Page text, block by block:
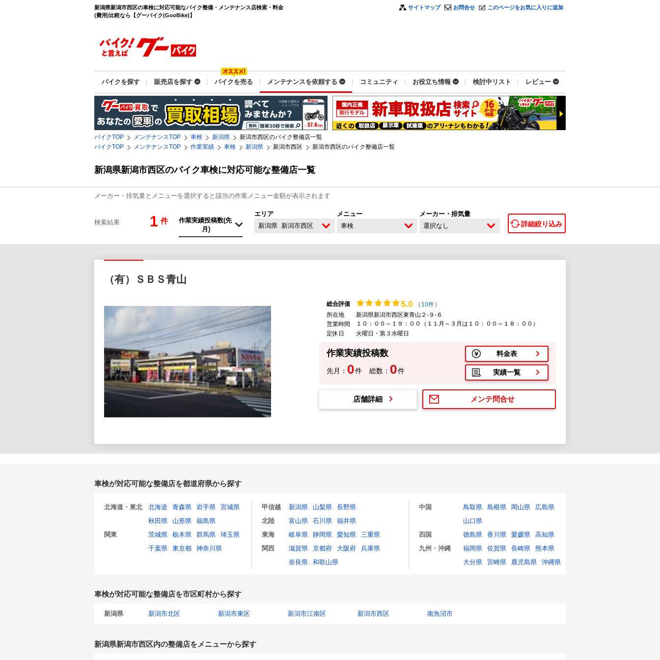
新潟県新潟市西区の車検に対応可能なバイク整備・メンテナンス店検索・料金
(費用)比較なら【グーバイク(GooBike)】
サイトマップ お問合せ このページをお気に入りに追加
バイクを探す 販売店を探す バイクを売る メンテナンスを依頼する コミュニティ お役立ち情報 検討中リスト レビュー
バイクTOP メンテナンスTOP 車検 新潟県
新潟市西区のバイク整備店一覧
バイクTOP
メンテナンスTOP 作業実績 車検 新潟県 新潟市西区 新潟市西区のバイク整備店一覧
新潟県新潟市西区のバイク車検に対応可能な整備店一覧
メーカー・排気量とメニューを選択すると該当の作業メニュー金額が表示されます
検索結果 1 件
エリア
新潟県 新潟市西区
メニュー
車検
メーカー・排気量
選択なし
詳細絞り込み
（有）ＳＢＳ青山
総合評価 5.0 ( 10件)
所在地
新潟県新潟市西区東青山２-９-６
営業時間
１０：００～１９：００（１１月～３月は１０：００～１８：００）
定休日
火曜日・第３水曜日
作業実績投稿数
先月： 0件 総数： 0件
料金表
実績一覧
メンテ問合せ
店舗詳細
車検が対応可能な整備店を都道府県から探す
北海道・東北 北海道 青森県 岩手県
宮城県
秋田県
山形県
福島県
関東
茨城県 栃木県 群馬県
埼玉県
千葉県
東京都 神奈川県
甲信越 新潟県 山梨県
長野県
北陸
富山県 石川県
福井県
東海
岐阜県 静岡県 愛知県
三重県
関西
滋賀県 京都府 大阪府
兵庫県
奈良県
和歌山県
中国 鳥取県 島根県 岡山県
広島県
山口県
四国
徳島県 香川県 愛媛県
高知県
九州・沖縄
福岡県 佐賀県 長崎県
熊本県
大分県
宮崎県 鹿児島県 沖縄県
車検が対応可能な整備店を市区町村から探す
新潟県 新潟市北区 新潟市東区 新潟市江南区 新潟市西区 南魚沼市
新潟県新潟市西区内の整備店をメニューから探す